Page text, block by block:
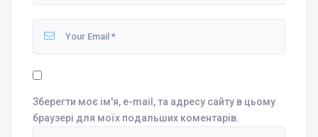
Зберегти моє ім'я, e-mail, та адресу сайту в цьому
браузері для моїх подальших коментарів.